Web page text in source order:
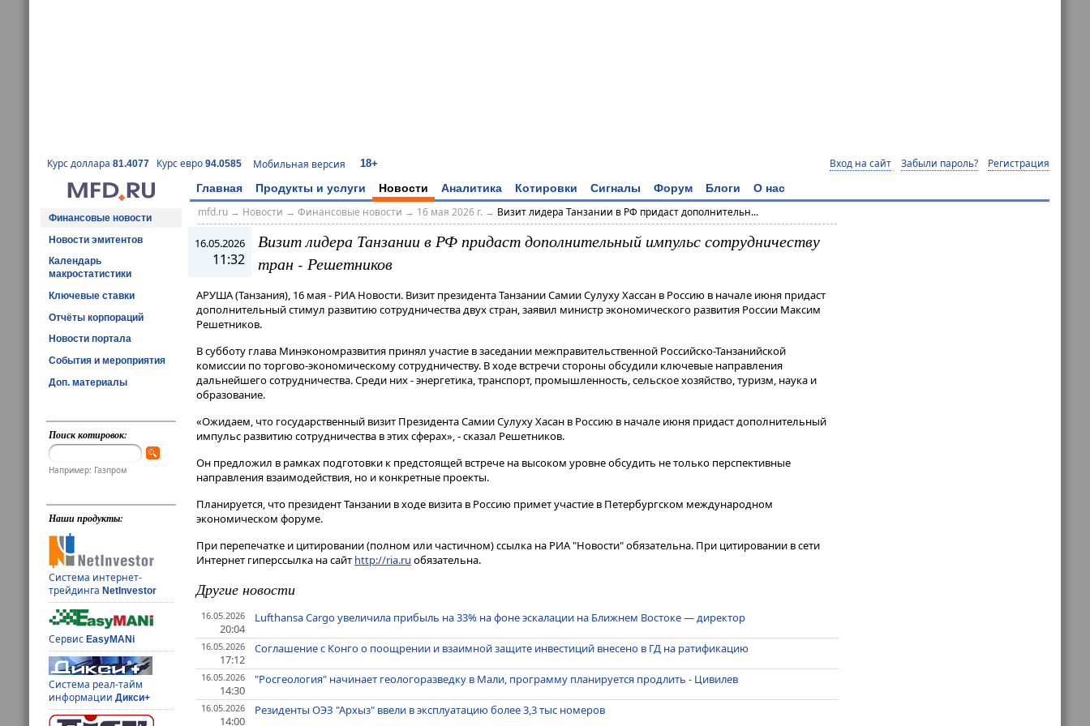
Курс доллара 81.4077 Курс евро 94.0585 Мобильная версия 18+ Вход на сайт Забыли пароль? Регистрация
Главная Продукты и услуги Новости Аналитика Котировки Сигналы Форум Блоги О нас
Финансовые новости
Новости эмитентов
Календарь
макростатистики
Ключевые ставки
Отчёты корпораций
Новости портала
События и мероприятия
Доп. материалы
Поиск котировок:
Например: Газпром
Наши продукты:
Система интернет-
трейдингаNetInvestor
СервисEasyMANi
Система реал-тайм
информацииДикси+
mfd.ru→ Новости → Финансовые новости → 16 мая 2026 г. → Визит лидера Танзании в РФ придаст дополнительн...
16.05.2026
11:32
Визит лидера Танзании в РФ придаст дополнительный импульс сотрудничеству
тран - Решетников
АРУША (Танзания), 16 мая - РИА Новости. Визит президента Танзании Самии Сулуху Хассан в Россию в начале июня придаст
дополнительный стимул развитию сотрудничества двух стран, заявил министр экономического развития России Максим
Решетников.
В субботу глава Минэкономразвития принял участие в заседании межправительственной Российско-Танзанийской
комиссии по торгово-экономическому сотрудничеству​​​. В ходе встречи стороны обсудили ключевые направления
дальнейшего сотрудничества. Среди них - энергетика, транспорт, промышленность, сельское хозяйство, туризм, наука и
образование.
«Ожидаем, что государственный визит Президента Самии Сулуху Хасан в Россию в начале июня придаст дополнительный
импульс развитию сотрудничества в этих сферах», - сказал Решетников.
Он предложил в рамках подготовки к предстоящей встрече на высоком уровне обсудить не только перспективные
направления взаимодействия, но и конкретные проекты.
Планируется, что президент Танзании в ходе визита в Россию примет участие в Петербургском международном
экономическом форуме.
При перепечатке и цитировании (полном или частичном) ссылка на РИА "Новости" обязательна. При цитировании в сети
Интернет гиперссылка на сайт http://ria.ru обязательна.
Другие новости
16.05.2026
20:04
Lufthansa Cargo увеличила прибыль на 33% на фоне эскалации на Ближнем Востоке — директор
16.05.2026
17:12
Соглашение с Конго о поощрении и взаимной защите инвестиций внесено в ГД на ратификацию
16.05.2026
14:30
"Росгеология" начинает геологоразведку в Мали, программу планируется продлить - Цивилев
16.05.2026
14:00
Резиденты ОЭЗ "Архыз" ввели в эксплуатацию более 3,3 тыс номеров